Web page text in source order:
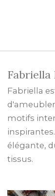
Fabriella
Fabriella
motifs
élégante,
tissus.